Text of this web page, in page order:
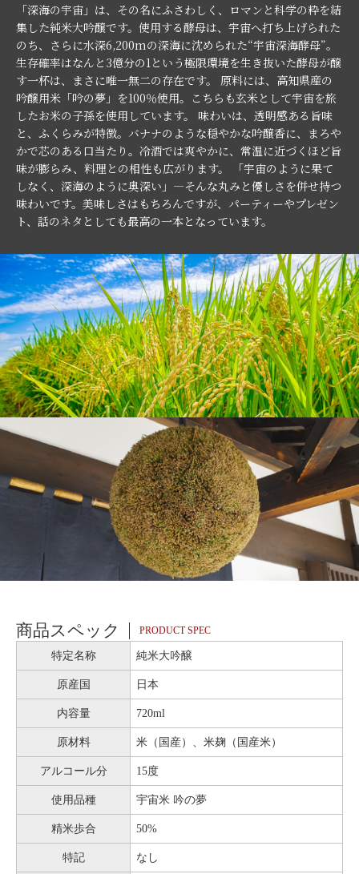
「深海の宇宙」は、その名にふさわしく、ロマンと科学の粋を結
集した純米大吟醸です。使用する酵母は、宇宙へ打ち上げられた
のち、さらに水深6,200mの深海に沈められた“宇宙深海酵母”。
生存確率はなんと3億分の1という極限環境を生き抜いた酵母が醸
す一杯は、まさに唯一無二の存在です。 原料には、高知県産の
吟醸用米「吟の夢」を100％使用。こちらも玄米として宇宙を旅
したお米の子孫を使用しています。 味わいは、透明感ある旨味
と、ふくらみが特徴。バナナのような穏やかな吟醸香に、まろや
かで芯のある口当たり。冷酒では爽やかに、常温に近づくほど旨
味が膨らみ、料理との相性も広がります。 「宇宙のように果て
しなく、深海のように奥深い」—そんな丸みと優しさを併せ持つ
味わいです。美味しさはもちろんですが、パーティーやプレゼン
ト、話のネタとしても最高の一本となっています。
商品スペック PRODUCT SPEC
特定名称 純米大吟醸
原産国 日本
内容量 720ml
原材料 米（国産）、米麹（国産米）
アルコール分 15度
使用品種 宇宙米 吟の夢
精米歩合 50%
特記 なし